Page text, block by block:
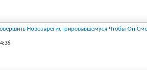
Новозарегистрировавшемуся Чтобы Он